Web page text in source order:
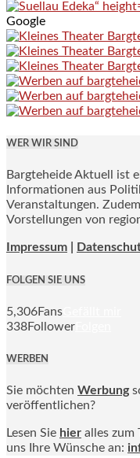
Google
WER WIR SIND
Bargteheide Aktuell ist
Informationen aus
Veranstaltungen.
Vorstellungen von
Impressum
FOLGEN SIE UNS
5,306Fans
338Follower
WERBEN
Sie möchten Werbung
veröffentlichen?
Lesen Sie hier alles zum
uns Ihre Wünsche an: